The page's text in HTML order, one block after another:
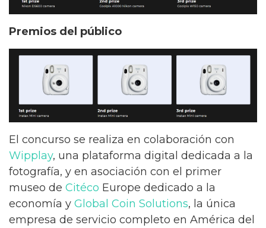
Premios del público
El concurso se realiza en colaboración con
Wipplay, una plataforma digital dedicada a la
fotografía, y en asociación con el primer
museo de Citéco Europe dedicado a la
economía y Global Coin Solutions, la única
empresa de servicio completo en América del